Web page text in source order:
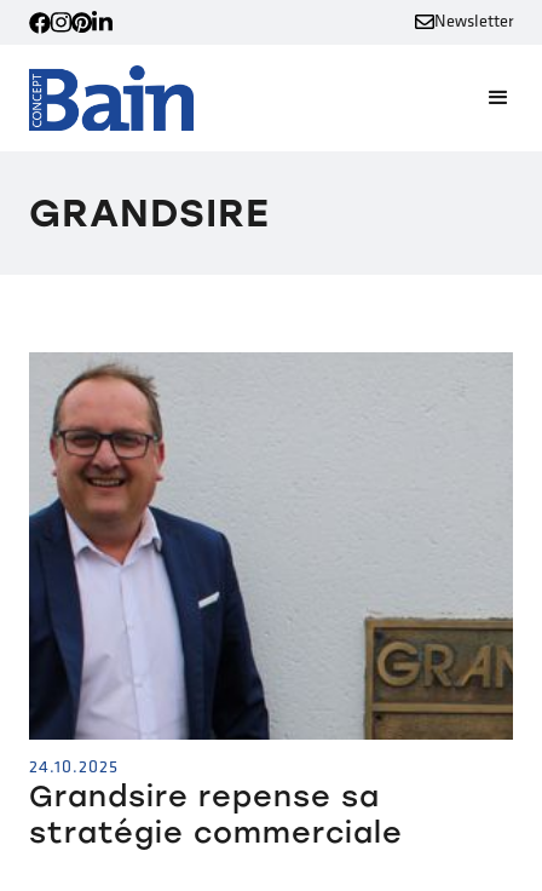
Newsletter
GRANDSIRE
24.10.2025
Grandsire repense sa
stratégie commerciale